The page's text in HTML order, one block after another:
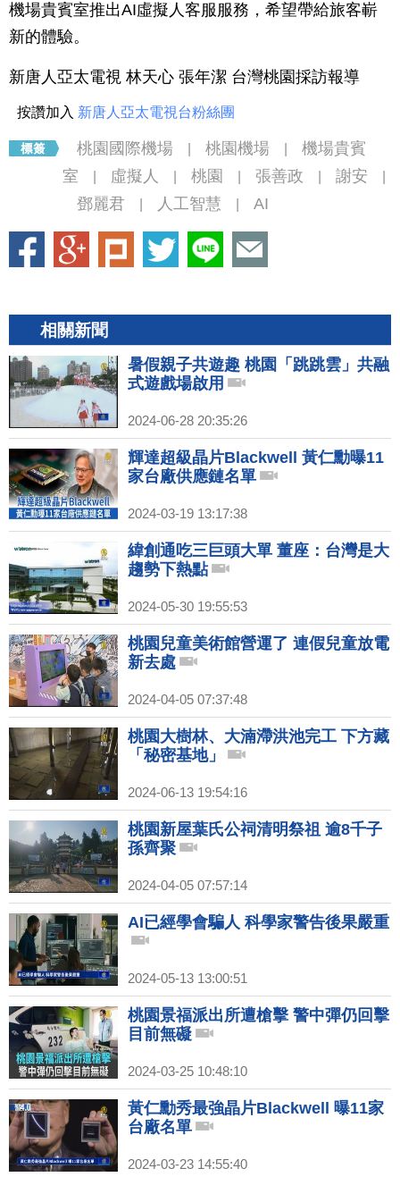
機場貴賓室推出AI虛擬人客服服務，希望帶給旅客嶄
新的體驗。
新唐人亞太電視 林天心 張年潔 台灣桃園採訪報導
按讚加入 新唐人亞太電視台粉絲團
桃園國際機場 桃園機場
機場貴賓
室
虛擬人 桃園 張善政 謝安
鄧麗君 人工智慧 AI
相關新聞
暑假親子共遊趣 桃園「跳跳雲」共融
式遊戲場啟用
2024-06-28 20:35:26
輝達超級晶片Blackwell 黃仁勳曝11
家台廠供應鏈名單
2024-03-19 13:17:38
緯創通吃三巨頭大單 董座：台灣是大
趨勢下熱點
2024-05-30 19:55:53
桃園兒童美術館營運了 連假兒童放電
新去處
2024-04-05 07:37:48
桃園大樹林、大湳滯洪池完工 下方藏
「秘密基地」
2024-06-13 19:54:16
桃園新屋葉氏公祠清明祭祖 逾8千子
孫齊聚
2024-04-05 07:57:14
AI已經學會騙人 科學家警告後果嚴重
2024-05-13 13:00:51
桃園景福派出所遭槍擊 警中彈仍回擊
目前無礙
2024-03-25 10:48:10
黃仁勳秀最強晶片Blackwell 曝11家
台廠名單
2024-03-23 14:55:40